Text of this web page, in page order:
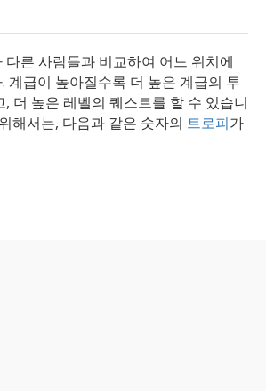
다른 사람들과 비교하여 어느 위치에
계급이 높아질수록 더 높은 계급의 투
더 높은 레벨의 퀘스트를 할 수 있습니
해서는, 다음과 같은 숫자의 트로피가